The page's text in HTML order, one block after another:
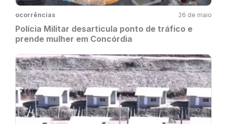
ocorrências 26 de maio
Polícia Militar desarticula ponto de tráfico e
prende mulher em Concórdia